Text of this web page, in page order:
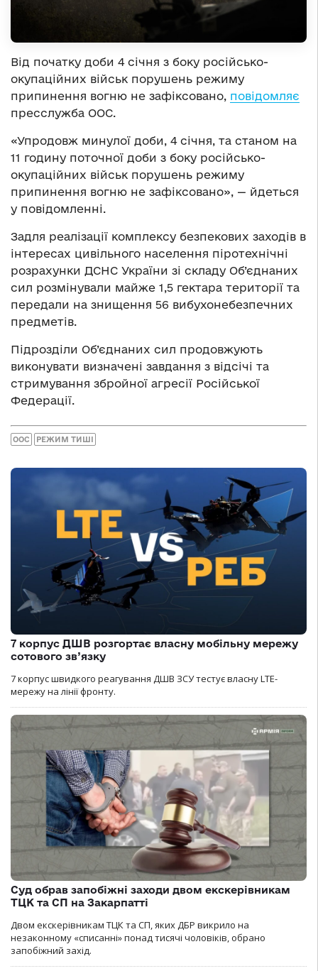
Від початку доби 4 січня з боку російсько-
окупаційних військ порушень режиму
припинення вогню не зафіксовано, повідомляє
пресслужба ООС.
«Упродовж минулої доби, 4 січня, та станом на
11 годину поточної доби з боку російсько-
окупаційних військ порушень режиму
припинення вогню не зафіксовано», — йдеться
у повідомленні.
Задля реалізації комплексу безпекових заходів в
інтересах цивільного населення піротехнічні
розрахунки ДСНС України зі складу Об’єднаних
сил розмінували майже 1,5 гектара території та
передали на знищення 56 вибухонебезпечних
предметів.
Підрозділи Об’єднаних сил продовжують
виконувати визначені завдання з відсічі та
стримування збройної агресії Російської
Федерації.
ООС РЕЖИМ ТИШІ
7 корпус ДШВ розгортає власну мобільну мережу
сотового зв’язку
7 корпус швидкого реагування ДШВ ЗСУ тестує власну LTE-
мережу на лінії фронту.
Суд обрав запобіжні заходи двом екскерівникам
ТЦК та СП на Закарпатті
Двом екскерівникам ТЦК та СП, яких ДБР викрило на
незаконному «списанні» понад тисячі чоловіків, обрано
запобіжний захід.